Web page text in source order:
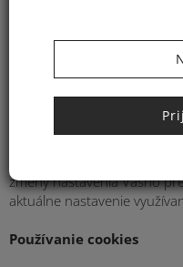
stránkami, overenie Vašej
V zmysle § 55 ods. 5
komunikáciách v znení
dovoľujeme informovať o
zmeny nastavenia Vášho
aktuálne nastavenie
Používanie cookies